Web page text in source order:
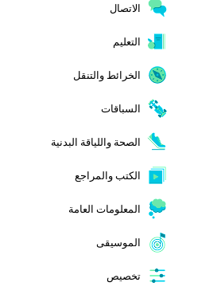
الاتصال
التعليم
الخرائط والتنقل
السباقات
الصحة واللياقة البدنية
الكتب والمراجع
المعلومات العامة
الموسيقى
تخصيص